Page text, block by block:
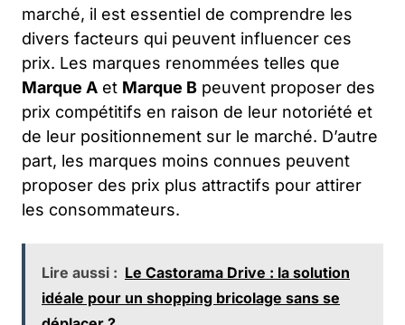
marché, il est essentiel de comprendre les
divers facteurs qui peuvent influencer ces
prix. Les marques renommées telles que
Marque A et Marque B peuvent proposer des
prix compétitifs en raison de leur notoriété et
de leur positionnement sur le marché. D’autre
part, les marques moins connues peuvent
proposer des prix plus attractifs pour attirer
les consommateurs.
Lire aussi : Le Castorama Drive : la solution
idéale pour un shopping bricolage sans se